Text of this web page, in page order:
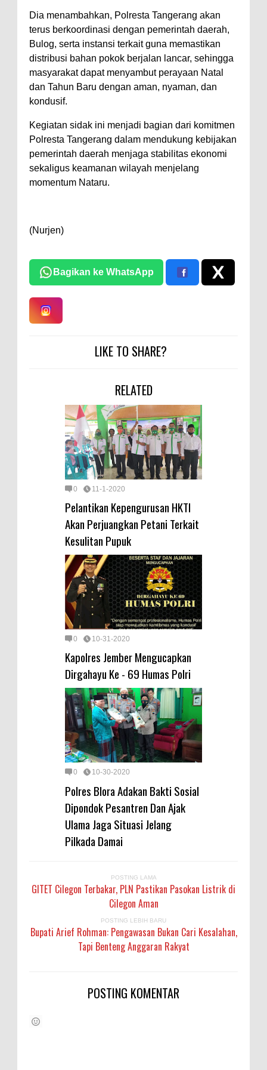
Dia menambahkan, Polresta Tangerang akan
terus berkoordinasi dengan pemerintah daerah,
Bulog, serta instansi terkait guna memastikan
distribusi bahan pokok berjalan lancar, sehingga
masyarakat dapat menyambut perayaan Natal
dan Tahun Baru dengan aman, nyaman, dan
kondusif.
Kegiatan sidak ini menjadi bagian dari komitmen
Polresta Tangerang dalam mendukung kebijakan
pemerintah daerah menjaga stabilitas ekonomi
sekaligus keamanan wilayah menjelang
momentum Nataru.
(Nurjen)
Bagikan ke WhatsApp
LIKE TO SHARE?
RELATED
0 11-1-2020
Pelantikan Kepengurusan HKTI
Akan Perjuangkan Petani Terkait
Kesulitan Pupuk
0 10-31-2020
Kapolres Jember Mengucapkan
Dirgahayu Ke - 69 Humas Polri
0 10-30-2020
Polres Blora Adakan Bakti Sosial
Dipondok Pesantren Dan Ajak
Ulama Jaga Situasi Jelang
Pilkada Damai
POSTING LAMA
GITET Cilegon Terbakar, PLN Pastikan Pasokan Listrik di
Cilegon Aman
POSTING LEBIH BARU
Bupati Arief Rohman: Pengawasan Bukan Cari Kesalahan,
Tapi Benteng Anggaran Rakyat
POSTING KOMENTAR